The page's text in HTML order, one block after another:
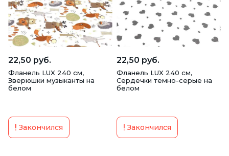
22,50 руб.
Фланель LUX 240 см,
Зверюшки музыканты на
белом
Закончился
22,50 руб.
Фланель LUX 240 см,
Сердечки темно-серые на
белом
Закончился